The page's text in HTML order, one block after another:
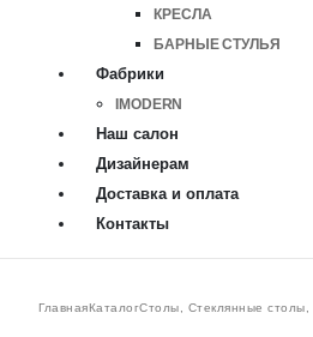
КРЕСЛА
БАРНЫЕ СТУЛЬЯ
Фабрики
IMODERN
Наш салон
Дизайнерам
Доставка и оплата
Контакты
ГлавнаяКаталогСтолы Стеклянные столы